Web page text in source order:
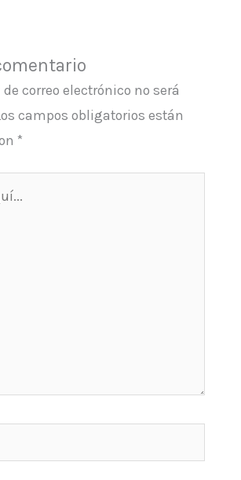
correo electrónico no será
campos obligatorios están
*